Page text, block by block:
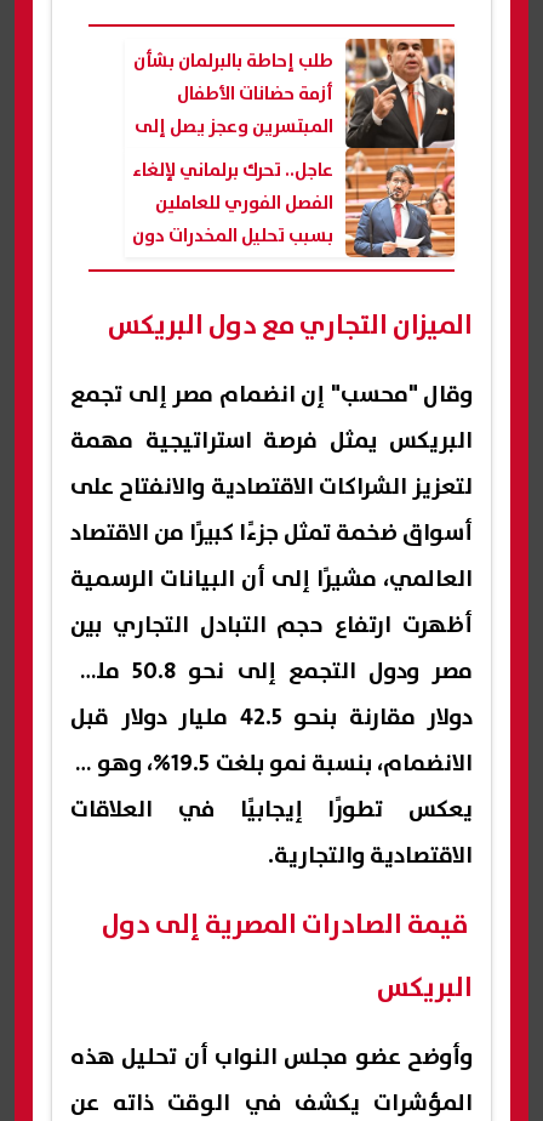
طلب إحاطة بالبرلمان بشأن
أزمة حضانات الأطفال
المبتسرين وعجز يصل إلى
500% بالمستشفيات
الحكومية
عاجل.. تحرك برلماني لإلغاء
الفصل الفوري للعاملين
بسبب تحليل المخدرات دون
تحقيق وضمانات
الميزان التجاري مع دول البريكس
وقال "محسب" إن انضمام مصر إلى تجمع
البريكس يمثل فرصة استراتيجية مهمة
لتعزيز الشراكات الاقتصادية والانفتاح على
أسواق ضخمة تمثل جزءًا كبيرًا من الاقتصاد
العالمي، مشيرًا إلى أن البيانات الرسمية
أظهرت ارتفاع حجم التبادل التجاري بين
مصر ودول التجمع إلى نحو 50.8 مليار
دولار مقارنة بنحو 42.5 مليار دولار قبل
الانضمام، بنسبة نمو بلغت 19.5%، وهو ما
يعكس تطورًا إيجابيًا في العلاقات
الاقتصادية والتجارية.
قيمة الصادرات المصرية إلى دول
البريكس
وأوضح عضو مجلس النواب أن تحليل هذه
المؤشرات يكشف في الوقت ذاته عن